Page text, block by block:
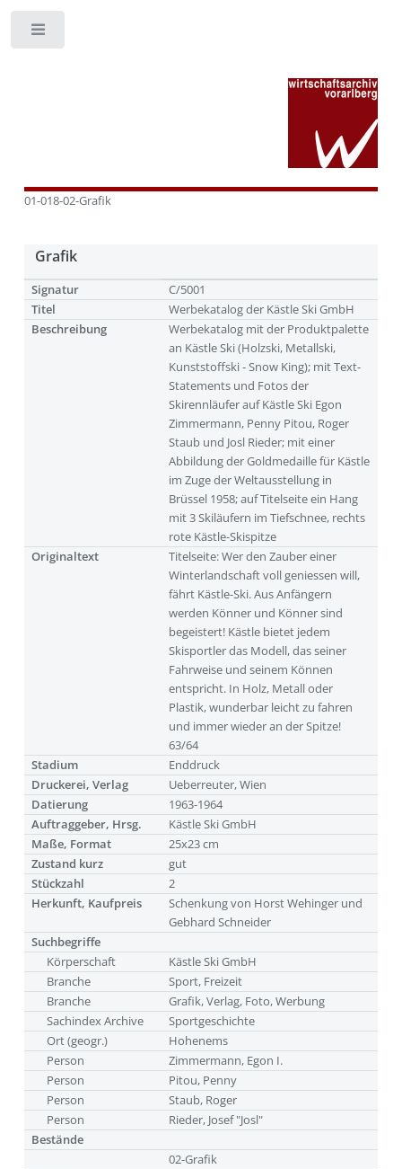
01-018-02-Grafik
Grafik
Signatur
C/5001
Titel
Werbekatalog der Kästle Ski GmbH
Beschreibung
Werbekatalog mit der Produktpalette
an Kästle Ski (Holzski, Metallski,
Kunststoffski - Snow King); mit Text-
Statements und Fotos der
Skirennläufer auf Kästle Ski Egon
Zimmermann, Penny Pitou, Roger
Staub und Josl Rieder; mit einer
Abbildung der Goldmedaille für Kästle
im Zuge der Weltausstellung in
Brüssel 1958; auf Titelseite ein Hang
mit 3 Skiläufern im Tiefschnee, rechts
rote Kästle-Skispitze
Originaltext
Titelseite: Wer den Zauber einer
Winterlandschaft voll geniessen will,
fährt Kästle-Ski. Aus Anfängern
werden Könner und Könner sind
begeistert! Kästle bietet jedem
Skisportler das Modell, das seiner
Fahrweise und seinem Können
entspricht. In Holz, Metall oder
Plastik, wunderbar leicht zu fahren
und immer wieder an der Spitze!
63/64
Stadium
Enddruck
Druckerei, Verlag
Ueberreuter, Wien
Datierung
1963-1964
Auftraggeber, Hrsg.
Kästle Ski GmbH
Maße, Format
25x23 cm
Zustand kurz
gut
Stückzahl
2
Herkunft, Kaufpreis
Schenkung von Horst Wehinger und
Gebhard Schneider
Suchbegriffe
Körperschaft
Kästle Ski GmbH
Branche
Sport, Freizeit
Branche
Grafik, Verlag, Foto, Werbung
Sachindex Archive
Sportgeschichte
Ort (geogr.)
Hohenems
Person
Zimmermann, Egon I.
Person
Pitou, Penny
Person
Staub, Roger
Person
Rieder, Josef "Josl"
Bestände
02-Grafik